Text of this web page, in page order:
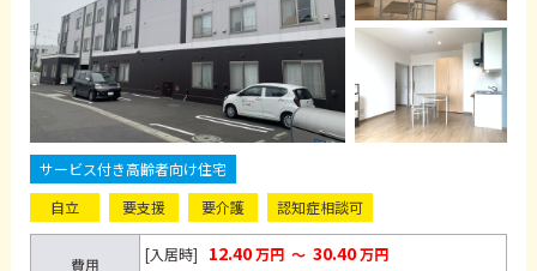
サービス付き高齢者向け住宅
自立
要支援 要介護 認知症相談可
費用
[入居時] 12.40万円 ～ 30.40万円